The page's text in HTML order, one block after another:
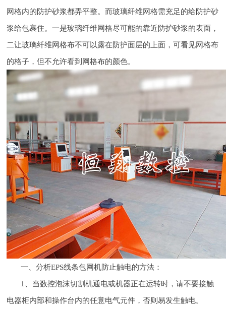
网格内的防护砂浆都弄平整。而玻璃纤维网格需充足的给防护砂
浆给包裹住。一是玻璃纤维网格尽可能的靠近防护砂浆的表面，
二让玻璃纤维网格布不可以露在防护面层的上面，可看见网格布
的格子，但不允许看到网格布的颜色。
一、分析EPS线条包网机防止触电的方法：
1、当数控泡沫切割机通电或机器正在运转时，请不要接触
电器柜内部和操作台内的任意电气元件，否则易发生触电。